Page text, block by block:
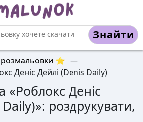
Знайти
розмальовки ⭐ —
Деніс Дейлі (Denis Daily)
«Роблокс Деніс
»: роздрукувати,